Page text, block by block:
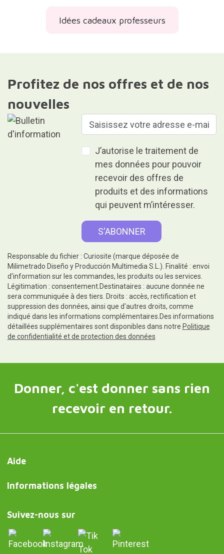
Idées cadeaux professeurs
Profitez de nos offres et de nos
nouvelles
J’autorise le traitement de
mes données pour pouvoir
recevoir des offres de
produits et des informations
qui peuvent m’intéresser.
Responsable du fichier : Curiosite (marque déposée de
Milimetrado Diseño y Producción Multimedia S.L.). Finalité : envoi
d'information sur les commandes, les produits ou les services.
Légitimation : consentement.Destinataires : aucune donnée ne
sera communiquée à des tiers. Droits : accès, rectification et
suppression des données, ainsi que d'autres droits, comme
indiqué dans les informations complémentaires.Des informations
détaillées supplémentaires sont disponibles dans notre Politique
de confidentialité et de protection des données
Donner, c'est donner sans rien
recevoir en retour.
Aide
Informations légales
Suivez-nous sur